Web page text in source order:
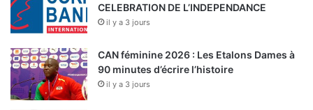
CELEBRATION DE L’INDEPENDANCE
il y a 3 jours
CAN féminine 2026 : Les Etalons Dames à
90 minutes d’écrire l’histoire
il y a 3 jours